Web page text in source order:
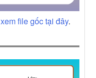
xem file gốc tại đây.